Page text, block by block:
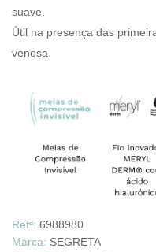
suave.
Útil na presença das
venosa.
Refª: 6988980
Marca: SEGRETA